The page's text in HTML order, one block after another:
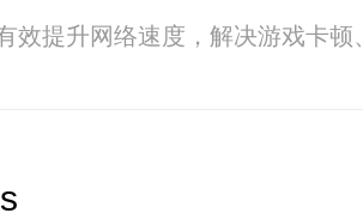
效提升网络速度，解决游戏卡